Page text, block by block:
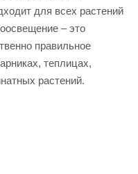
для всех растений
– это
правильное
теплицах,
растений.